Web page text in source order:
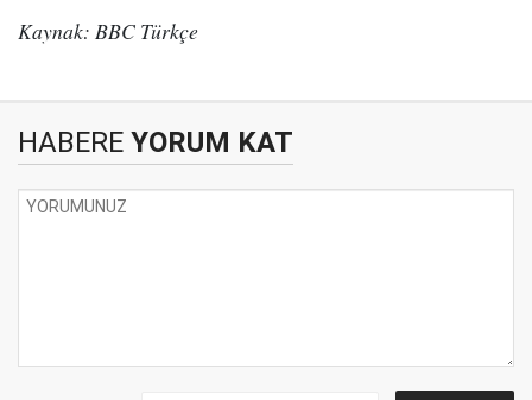
Kaynak: BBC Türkçe
HABERE YORUM KAT